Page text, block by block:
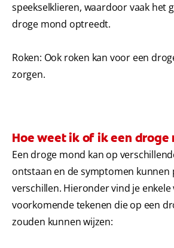
speekselklieren, waardoor vaak het
droge mond optreedt.
Roken: Ook roken kan voor een
zorgen.
Hoe weet ik of ik een droge
Een droge mond kan op
ontstaan en de symptomen kunnen
verschillen. Hieronder vind je enkele
voorkomende tekenen die op een
zouden kunnen wijzen: